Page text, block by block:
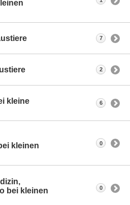
7
2
kleine
6
kleinen
0
bei kleinen
0